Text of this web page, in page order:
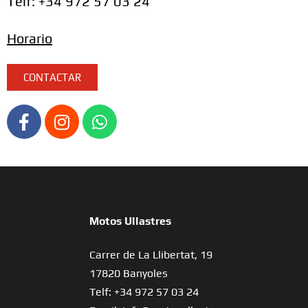
Horario
CONTACTAR
Motos Ullastres
Carrer de La Llibertat, 19
17820 Banyoles
Telf: +34 972 57 03 24